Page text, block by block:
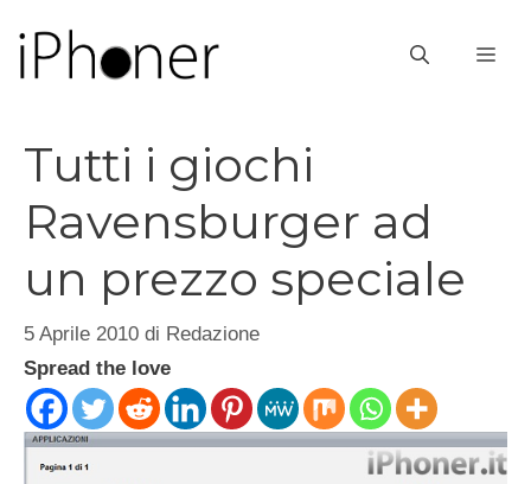
contenuto
Tutti i giochi
Ravensburger ad
un prezzo speciale
5 Aprile 2010 di Redazione
Spread the love